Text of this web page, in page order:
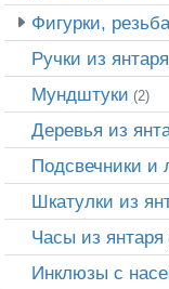
Фигурки,
Ручки из янтаря
Мундштуки (2)
Деревья из
Подсвечники и
Шкатулки из
Часы из янтаря
Инклюзы с